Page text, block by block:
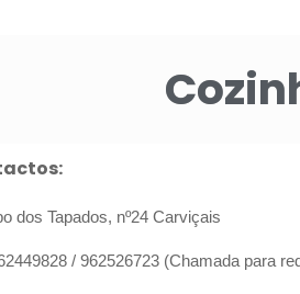
dos Tapados, nº24 Carviçais
/ 962526723 (Chamada para